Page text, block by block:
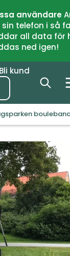
användare
telefon i så
all data
ned igen!
Bli kund